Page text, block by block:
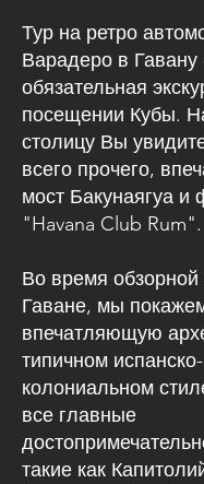
Тур на ретро
Варадеро в Гавану
обязательная
посещении Кубы.
столицу Вы
всего прочего,
мост Бакунаягуа и
"Havana Club Rum".
Во время обзорной
Гаване, мы
впечатляющую
типичном испанско-
колониальном
все главные
такие как